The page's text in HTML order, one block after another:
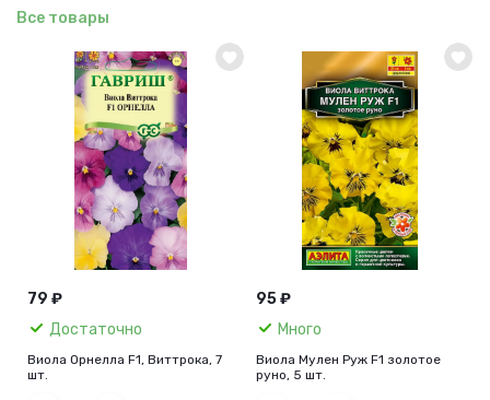
Все товары
79 ₽
Достаточно
Виола Орнелла F1, Виттрока, 7
шт.
95 ₽
Много
Виола Мулен Руж F1 золотое
руно, 5 шт.